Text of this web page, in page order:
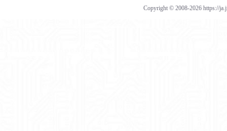
Copyright © 2008-2026 https://